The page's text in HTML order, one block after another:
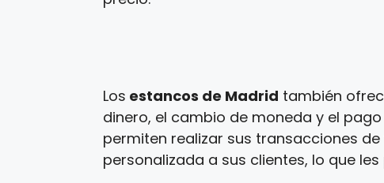
Los estancos de Madrid también
dinero, el cambio de moneda y el
permiten realizar sus transacciones
personalizada a sus clientes, lo que